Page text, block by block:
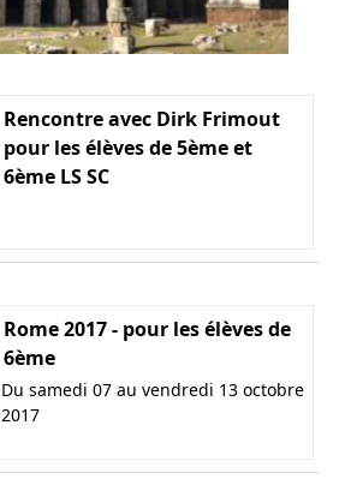
Rencontre avec Dirk Frimout
pour les élèves de 5ème et
6ème LS SC
Rome 2017 - pour les élèves de
6ème
Du samedi 07 au vendredi 13 octobre
2017